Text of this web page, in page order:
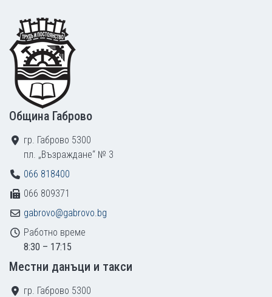
Footer
Община Габрово
гр. Габрово 5300
пл. „Възраждане“ № 3
066 818400
066 809371
gabrovo@gabrovo.bg
Работно време
8:30 – 17:15
Местни данъци и такси
гр. Габрово 5300